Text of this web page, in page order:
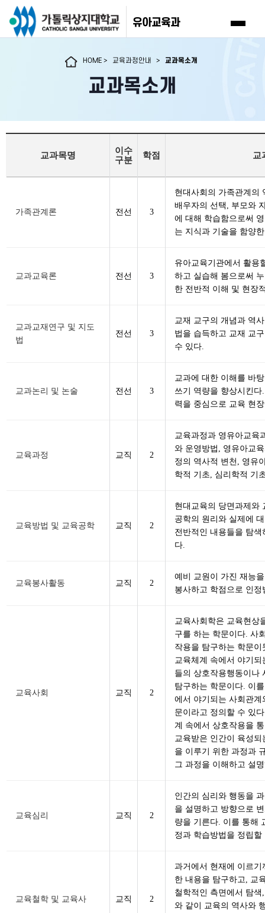
유아교육과
HOME> 교육과정안내 > 교과목소개
교과목소개
교과목명
이수
구분
학점 교
가족관계론 전선 3
현대사회의 가족관계의
배우자의 선택, 부모와
에 대해 학습함으로써
는 지식과 기술을 함양
교과교육론 전선 3
유아교육기관에서 활용
하고 실습해 봄으로써
한 전반적 이해 및 현장
교과교재연구 및 지도
법
전선 3
교재 교구의 개념과 역
법을 습득하고 교재 교
수 있다.
교과논리 및 논술 전선 3
교과에 대한 이해를 바
쓰기 역량을 향상시킨
력을 중심으로 교육 현
교육과정 교직 2
교육과정과 영유아교육
와 운영방법, 영유아교
정의 역사적 변천, 영유
학적 기초, 심리학적 기
교육방법 및 교육공학 교직 2
현대교육의 당면과제와
공학의 원리와 실제에
전반적인 내용들을 탐
다.
교육봉사활동 교직 2
예비 교원이 가진 재능
봉사하고 학점으로 인정
교육사회 교직 2
교육사회학은 교육현상
구를 하는 학문이다. 사
작용을 탐구하는 학문
교육체계 속에서 야기
들의 상호작용행동이나
탐구하는 학문이다. 이
에서 야기되는 사회관
문이라고 정의할 수 있
계 속에서 상호작용을
교육받은 인간이 육성
을 이루기 위한 과정과
그 과정을 이해하고 설
교육심리 교직 2
인간의 심리와 행동을
을 설명하고 방향으로
량을 기른다. 이를 통해
정과 학습방법을 정립할
교육철학 및 교육사 교직 2
과거에서 현재에 이르
한 내용을 탐구하고, 교
철학적인 측면에서 탐
와 같이 교육의 역사와